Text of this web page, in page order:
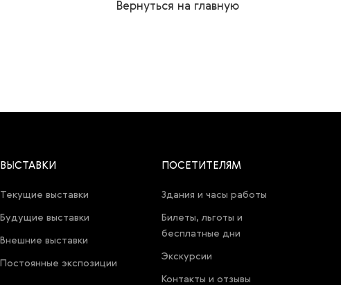
Вернуться на главную
ВЫСТАВКИ
Текущие выставки
Будущие выставки
Внешние выставки
Постоянные экспозиции
ПОСЕТИТЕЛЯМ
Здания и часы работы
Билеты, льготы и
бесплатные дни
Экскурсии
Контакты и отзывы